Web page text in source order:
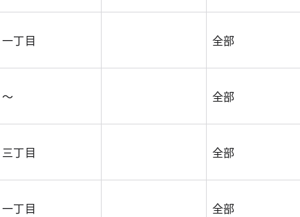
一丁目 全部
～ 全部
三丁目 全部
一丁目 全部